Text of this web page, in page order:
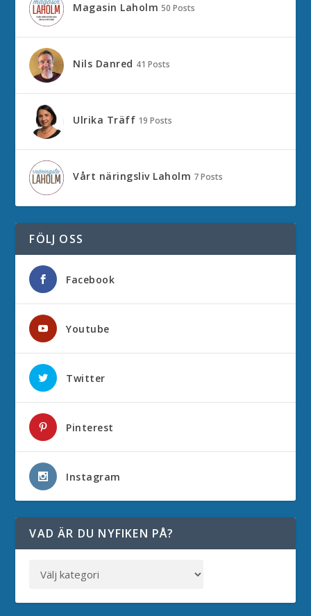
Magasin Laholm 50 Posts
Nils Danred 41 Posts
Ulrika Träff 19 Posts
Vårt näringsliv Laholm 7 Posts
FÖLJ OSS
Facebook
Youtube
Twitter
Pinterest
Instagram
VAD ÄR DU NYFIKEN PÅ?